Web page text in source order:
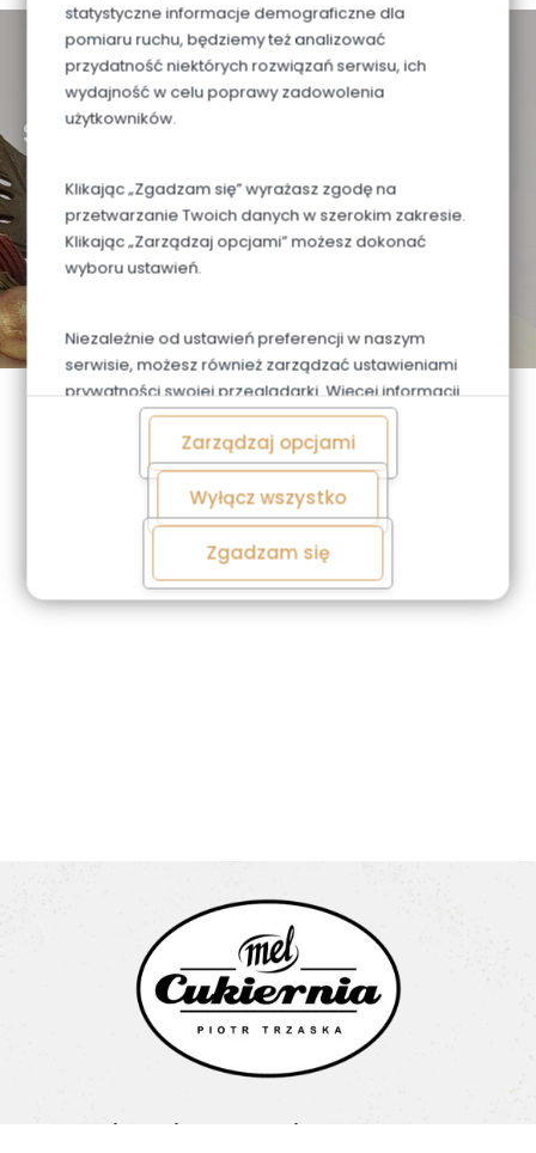
statystyczne informacje demograficzne dla
pomiaru ruchu, będziemy też analizować
przydatność niektórych rozwiązań serwisu, ich
wydajność w celu poprawy zadowolenia
użytkowników.
Klikając „Zgadzam się” wyrażasz zgodę na
przetwarzanie Twoich danych w szerokim zakresie.
Klikając „Zarządzaj opcjami” możesz dokonać
wyboru ustawień.
Niezależnie od ustawień preferencji w naszym
serwisie, możesz również zarządzać ustawieniami
prywatności swojej przeglądarki. Więcej informacji
o przetwarzaniu danych znajdziesz wPolityce
Zarządzaj opcjami
Wyłącz wszystko
Zgadzam się
Zapoznaj się z naszą ofertą
Słodkie Chwile Zaczynają
Się Tutaj
Sprawdź Ofertę
Cukiernia Mel Piotr Trzaska